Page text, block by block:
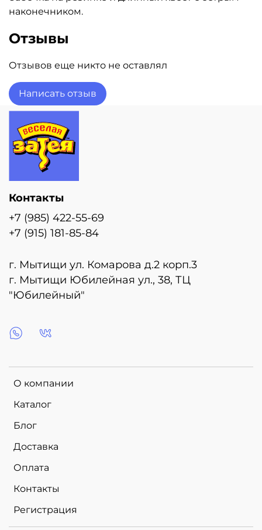
наконечником.
Отзывы
Отзывов еще никто не оставлял
Написать отзыв
О компании
Каталог
Блог
Доставка
Оплата
Контакты
Регистрация
Контакты
+7 (985) 422-55-69
+7 (915) 181-85-84
г. Мытищи ул. Комарова д.2 корп.3
г. Мытищи Юбилейная ул., 38, ТЦ
"Юбилейный"